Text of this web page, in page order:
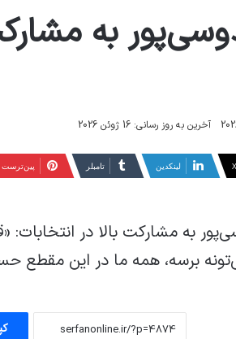
به
آخرین به روز رسانی: 16 ژوئن 2026
X لینکدین ‫تامبلر ‫پین‌ترست
به مشارکت بالا در
برسه، همه ما در این